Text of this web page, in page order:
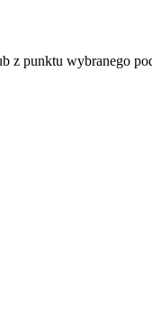
z punktu wybranego